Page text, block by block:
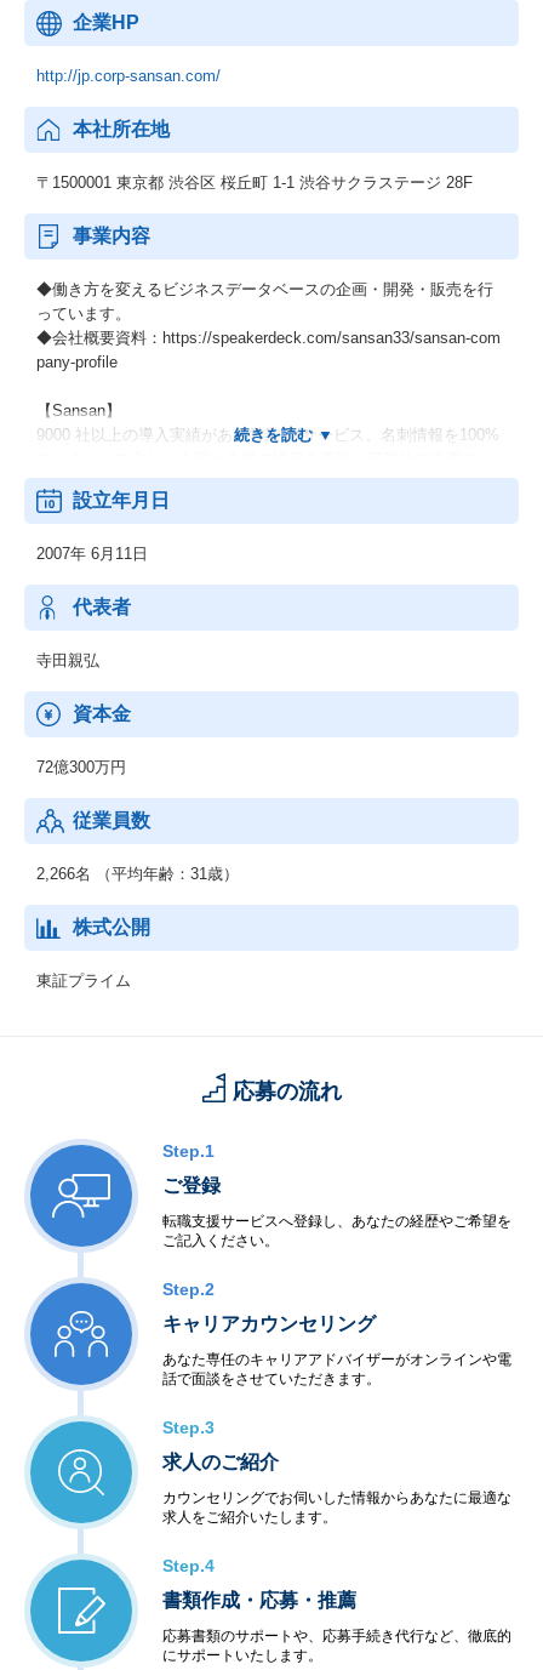
企業HP
http://jp.corp-sansan.com/
本社所在地
〒1500001 東京都 渋谷区 桜丘町 1-1 渋谷サクラステージ 28F
事業内容
◆働き方を変えるビジネスデータベースの企画・開発・販売を行
っています。
◆会社概要資料：https://speakerdeck.com/sansan33/sansan-com
pany-profile
【Sansan】
9000 社以上の導入実績がある営業DXサービス。名刺情報を100%
顧客管理・営業管理の基盤を作る事ができます。企業の業績や売
上高や従業員数などのハードデータと、利用企業と顧客との接点
す。営業・マーケティング活動に最適なデータを活用できるサー
ビスです。
【Bill One】
紙の請求書、PDFの請求書などあらゆる請求書がデータ化され、
2020年5月からリリースし、売上の20％を占めるまで成長！新規機
能も追加され、「バージョン４」の段階、24年後半にも新規追加
【Contract One】
契約を電子上で締結、正確にデータ化し電子で管理ができるサー
ビス。
個人向け名刺管理、キャリアプロフィールアプリ。名刺管理だけ
ではなくキャリア情報に出会え、企業からスカウトが届きます。
設立年月日
2007年 6月11日
代表者
寺田親弘
資本金
72億300万円
従業員数
2,266名 （平均年齢：31歳）
株式公開
東証プライム
応募の流れ
Step.1
ご登録
転職支援サービスへ登録し、あなたの経歴やご希望を
ご記入ください。
Step.2
キャリアカウンセリング
あなた専任のキャリアアドバイザーがオンラインや電
話で面談をさせていただきます。
Step.3
求人のご紹介
カウンセリングでお伺いした情報からあなたに最適な
求人をご紹介いたします。
Step.4
書類作成・応募・推薦
応募書類のサポートや、応募手続き代行など、徹底的
にサポートいたします。